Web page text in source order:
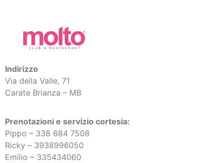
Indirizzo
Via della Valle, 71
Carate Brianza – MB
Prenotazioni e servizio cortesia:
Pippo – 338 684 7508
Ricky – 3938996050
Emilio – 335434060